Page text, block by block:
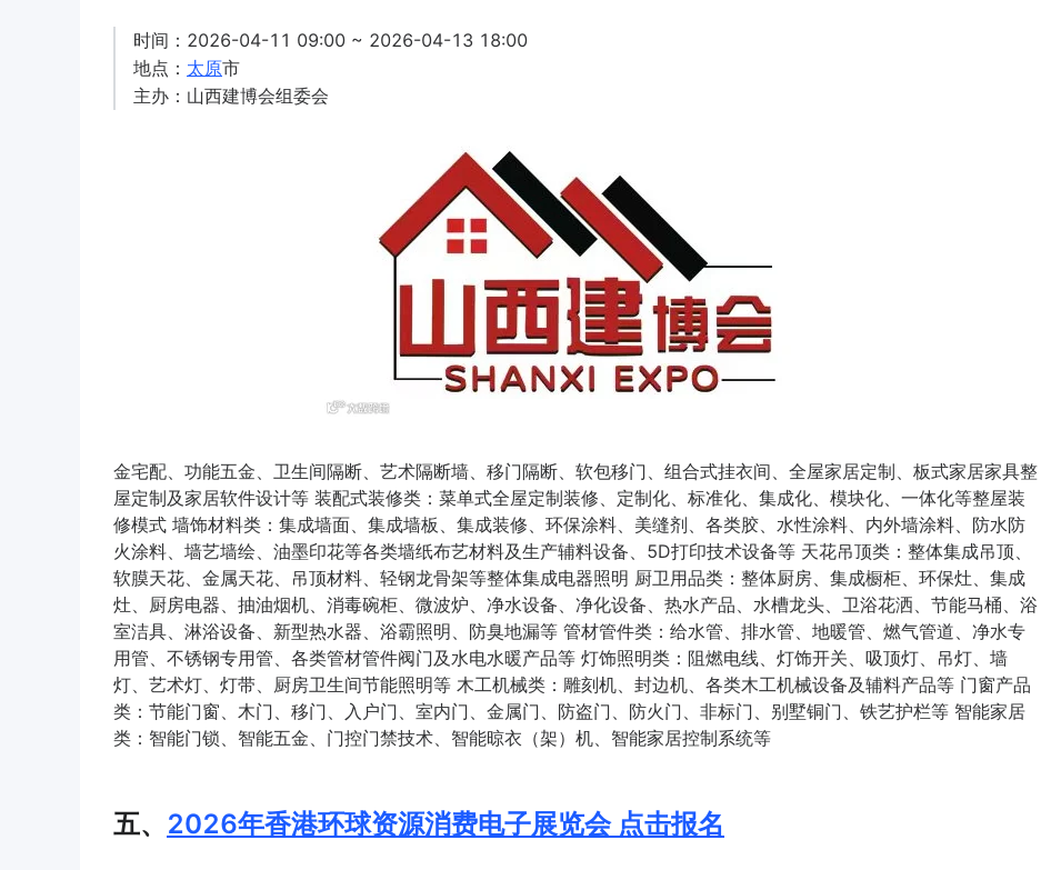
时间：2026-04-11 09:00 ~ 2026-04-13 18:00
地点： 太原市
主办：山西建博会组委会
金宅配、功能五金、卫生间隔断、艺术隔断墙、移门隔断、软包移门、组合式挂衣间、全屋家居定制、板式家居家具整
屋定制及家居软件设计等 装配式装修类：菜单式全屋定制装修、定制化、标准化、集成化、模块化、一体化等整屋装
修模式 墙饰材料类：集成墙面、集成墙板、集成装修、环保涂料、美缝剂、各类胶、水性涂料、内外墙涂料、防水防
火涂料、墙艺墙绘、油墨印花等各类墙纸布艺材料及生产辅料设备、5D打印技术设备等 天花吊顶类：整体集成吊顶、
软膜天花、金属天花、吊顶材料、轻钢龙骨架等整体集成电器照明 厨卫用品类：整体厨房、集成橱柜、环保灶、集成
灶、厨房电器、抽油烟机、消毒碗柜、微波炉、净水设备、净化设备、热水产品、水槽龙头、卫浴花洒、节能马桶、浴
室洁具、淋浴设备、新型热水器、浴霸照明、防臭地漏等 管材管件类：给水管、排水管、地暖管、燃气管道、净水专
用管、不锈钢专用管、各类管材管件阀门及水电水暖产品等 灯饰照明类：阻燃电线、灯饰开关、吸顶灯、吊灯、墙
灯、艺术灯、灯带、厨房卫生间节能照明等 木工机械类：雕刻机、封边机、各类木工机械设备及辅料产品等 门窗产品
类：节能门窗、木门、移门、入户门、室内门、金属门、防盗门、防火门、非标门、别墅铜门、铁艺护栏等 智能家居
类：智能门锁、智能五金、门控门禁技术、智能晾衣（架）机、智能家居控制系统等
五、 2026年香港环球资源消费电子展览会 点击报名